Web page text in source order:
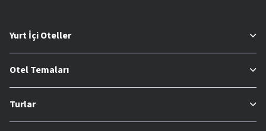
Yurt İçi Oteller
Otel Temaları
Turlar